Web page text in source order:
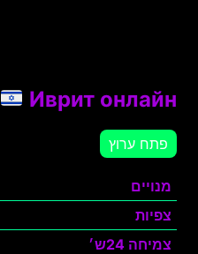
Иврит онлайн
פתח ערוץ
מנויים
צפיות
צמיחה 24ש׳